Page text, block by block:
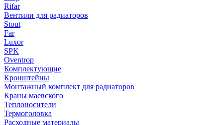
Rifar
Вентили для радиаторов
Stout
Far
Luxor
SPK
Oventrop
Комплектующие
Кронштейны
Монтажный комплект для радиаторов
Краны маевского
Теплоносители
Термоголовка
Расходные материалы